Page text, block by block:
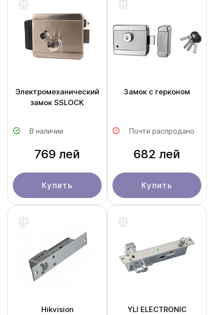
Электромеханический
замок SSLOCK
В наличии
769 лей
Купить
Замок с герконом
Почти распродано
682 лей
Купить
Hikvision
YLI ELECTRONIC